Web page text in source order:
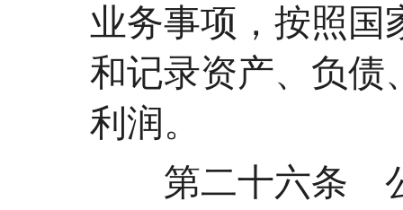
业务事项，按照国
和记录资产、负债
利润。
第二十六条 公